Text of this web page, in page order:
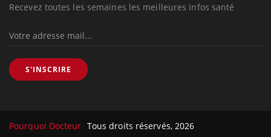
Recevez toutes les semaines les meilleures infos santé
S'INSCRIRE
Pourquoi Docteur Tous droits réservés, 2026